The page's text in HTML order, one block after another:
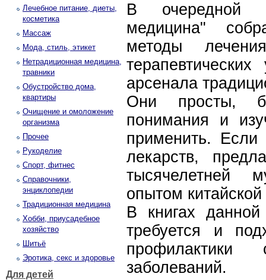
Лечебное питание, диеты,
косметика
Массаж
Мода, стиль, этикет
Нетрадиционная медицина,
травники
Обустройство дома,
квартиры
Очищение и омоложение
организма
Прочее
Рукоделие
Спорт, фитнес
Справочники,
энциклопедии
Традиционная медицина
Хобби, приусадебное
хозяйство
Шитьё
Эротика, секс и здоровье
Для детей
В очередной
медицина"
методы
арсенала
Они просты,
понимания и
применить.
лекарств,
тысячелетней
опытом
В книгах
требуется и
профилактики
заболеваний.